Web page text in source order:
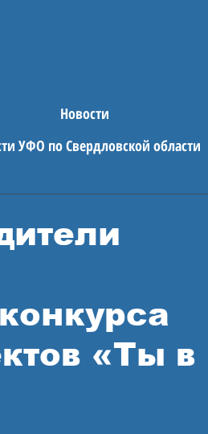
Новости
УФО по Свердловской области
«Ты в